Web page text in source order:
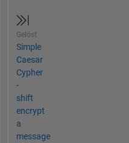
Gelöst
Simple
Caesar
Cypher
-
shift
encrypt
a
message